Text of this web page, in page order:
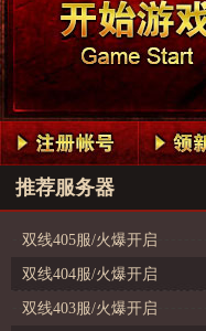
推荐服务器
双线405服/火爆开启
双线404服/火爆开启
双线403服/火爆开启